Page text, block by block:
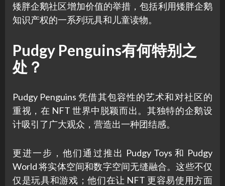
矮胖企鹅社区增加价值的举措，包括利用矮胖企鹅
知识产权的一系列玩具和儿童读物。
Pudgy Penguins有何特别之
处？
Pudgy Penguins 凭借其包容性的艺术和对社区的
重视，在 NFT 世界中脱颖而出。其独特的企鹅设
计吸引了广大观众，营造出一种团结感。
更进一步，他们通过推出 Pudgy Toys 和 Pudgy
World 将实体空间和数字空间无缝融合。这些不仅
仅是玩具和游戏；他们在让 NFT 更容易使用方面